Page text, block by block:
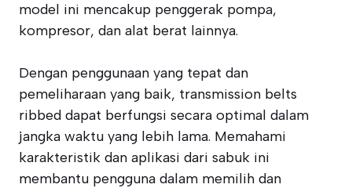
model ini mencakup penggerak pompa,
kompresor, dan alat berat lainnya.
Dengan penggunaan yang tepat dan
pemeliharaan yang baik, transmission belts
ribbed dapat berfungsi secara optimal dalam
jangka waktu yang lebih lama. Memahami
karakteristik dan aplikasi dari sabuk ini
membantu pengguna dalam memilih dan